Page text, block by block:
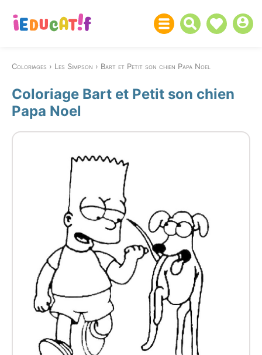
Coloriages Les Simpson Bart et Petit son chien Papa Noel
Coloriage Bart et Petit son chien
Papa Noel